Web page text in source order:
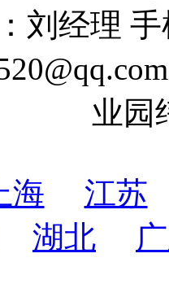
刘经理 手
业园
海
江苏
湖北